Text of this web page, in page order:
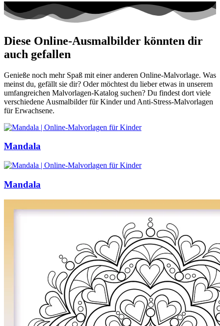
Diese Online-Ausmalbilder könnten dir
auch gefallen
Genieße noch mehr Spaß mit einer anderen Online-Malvorlage. Was
meinst du, gefällt sie dir? Oder möchtest du lieber etwas in unserem
umfangreichen Malvorlagen-Katalog suchen? Du findest dort viele
verschiedene Ausmalbilder für Kinder und Anti-Stress-Malvorlagen
für Erwachsene.
Mandala
Mandala